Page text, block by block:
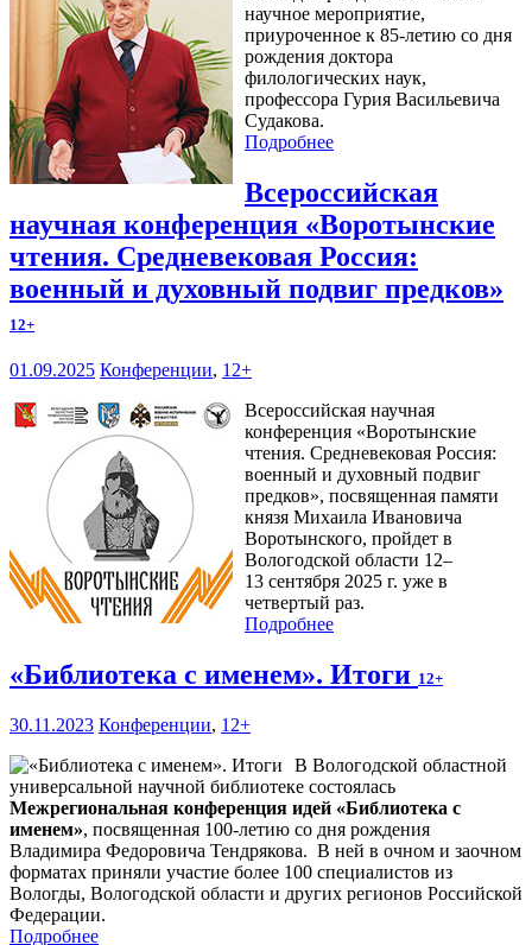
научное мероприятие,
приуроченное к 85-летию со дня
рождения доктора
филологических наук,
профессора Гурия Васильевича
Судакова.
Подробнее
Всероссийская
научная конференция «Воротынские
чтения. Средневековая Россия:
военный и духовный подвиг предков»
12+
01.09.2025 Конференции, 12+
Всероссийская научная
конференция «Воротынские
чтения. Средневековая Россия:
военный и духовный подвиг
предков», посвященная памяти
князя Михаила Ивановича
Воротынского, пройдет в
Вологодской области 12–
13 сентября 2025 г. уже в
четвертый раз.
Подробнее
«Библиотека с именем». Итоги 12+
30.11.2023 Конференции, 12+
В Вологодской областной
универсальной научной библиотеке состоялась
Межрегиональная конференция идей «Библиотека с
именем», посвященная 100-летию со дня рождения
Владимира Федоровича Тендрякова. В ней в очном и заочном
форматах приняли участие более 100 специалистов из
Вологды, Вологодской области и других регионов Российской
Федерации.
Подробнее